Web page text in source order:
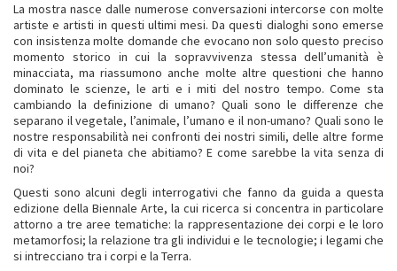
La mostra nasce dalle numerose conversazioni intercorse con molte
artiste e artisti in questi ultimi mesi. Da questi dialoghi sono emerse
con insistenza molte domande che evocano non solo questo preciso
momento storico in cui la sopravvivenza stessa dell’umanità è
minacciata, ma riassumono anche molte altre questioni che hanno
dominato le scienze, le arti e i miti del nostro tempo. Come sta
cambiando la definizione di umano? Quali sono le differenze che
separano il vegetale, l’animale, l’umano e il non-umano? Quali sono le
nostre responsabilità nei confronti dei nostri simili, delle altre forme
di vita e del pianeta che abitiamo? E come sarebbe la vita senza di
noi?
Questi sono alcuni degli interrogativi che fanno da guida a questa
edizione della Biennale Arte, la cui ricerca si concentra in particolare
attorno a tre aree tematiche: la rappresentazione dei corpi e le loro
metamorfosi; la relazione tra gli individui e le tecnologie; i legami che
si intrecciano tra i corpi e la Terra.